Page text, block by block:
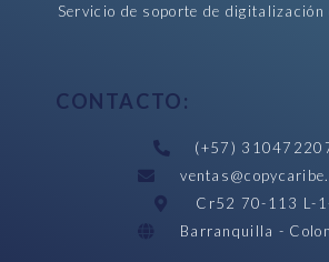
Servicio de soporte de digitalización
CONTACTO:
(+57)
Cr52 70-113 L-
Barranquilla -